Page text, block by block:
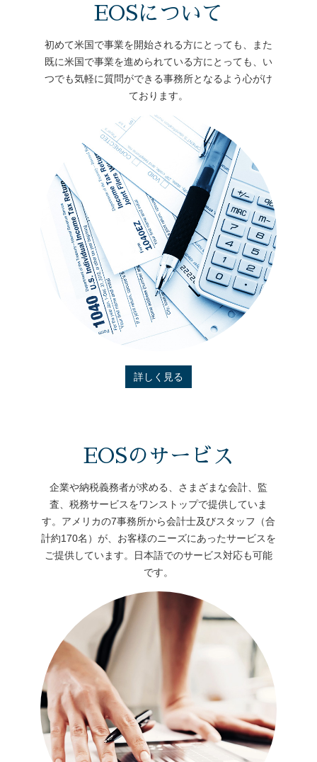
EOSについて
初めて米国で事業を開始される方にとっても、また
既に米国で事業を進められている方にとっても、い
つでも気軽に質問ができる事務所となるよう心がけ
ております。
詳しく見る
EOSのサービス
企業や納税義務者が求める、さまざまな会計、監
査、税務サービスをワンストップで提供していま
す。アメリカの7事務所から会計士及びスタッフ（合
計約170名）が、お客様のニーズにあったサービスを
ご提供しています。日本語でのサービス対応も可能
です。